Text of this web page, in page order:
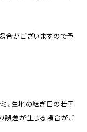
合がございますので予
、生地の継ぎ目の若干
誤差が生じる場合がご